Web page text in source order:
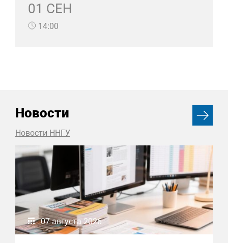
01 СЕН
14:00
Новости
Новости ННГУ
07 августа 2026